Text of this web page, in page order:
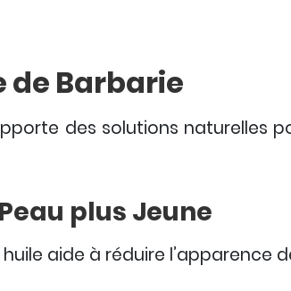
de Barbarie
des solutions naturelles
plus Jeune
aide à réduire l’apparence